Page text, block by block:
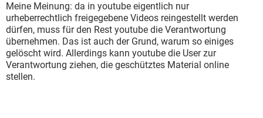
Meine Meinung: da in youtube eigentlich nur
urheberrechtlich freigegebene Videos reingestellt werden
dürfen, muss für den Rest youtube die Verantwortung
übernehmen. Das ist auch der Grund, warum so einiges
gelöscht wird. Allerdings kann youtube die User zur
Verantwortung ziehen, die geschütztes Material online
stellen.